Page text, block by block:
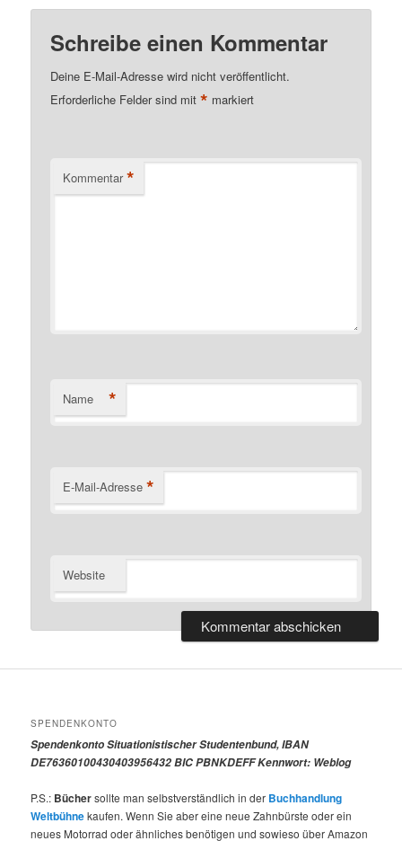
Schreibe einen Kommentar
Deine E-Mail-Adresse wird nicht veröffentlicht.
Erforderliche Felder sind mit* markiert
Kommentar *
Name *
E-Mail-Adresse *
Website
SPENDENKONTO
Spendenkonto Situationistischer Studentenbund, IBAN
DE76360100430403956432 BIC PBNKDEFF Kennwort: Weblog
P.S.: Büchersollte man selbstverständlich in der Buchhandlung
Weltbühnekaufen. Wenn Sie aber eine neue Zahnbürste oder ein
neues Motorrad oder ähnliches benötigen und sowieso über Amazon